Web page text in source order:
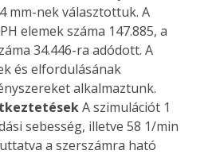
mm-nek választottuk. A
elemek száma 147.885, a
34.446-ra adódott. A
és elfordulásának
alkalmaztunk.
A szimulációt 1
sebesség, illetve 58 1/min
a szerszámra ható